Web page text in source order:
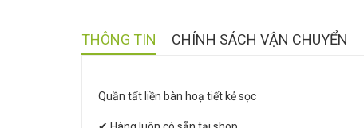
THÔNG TIN CHÍNH SÁCH VẬN CHUYỂN
Quần tất liền bàn hoạ tiết kẻ sọc